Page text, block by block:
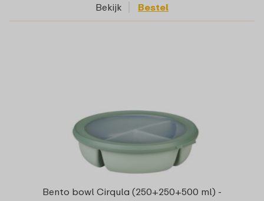
Bekijk Bestel
Bento bowl Cirqula (250+250+500 ml) -